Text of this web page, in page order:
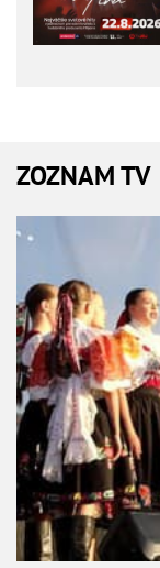
ZOZNAM TV